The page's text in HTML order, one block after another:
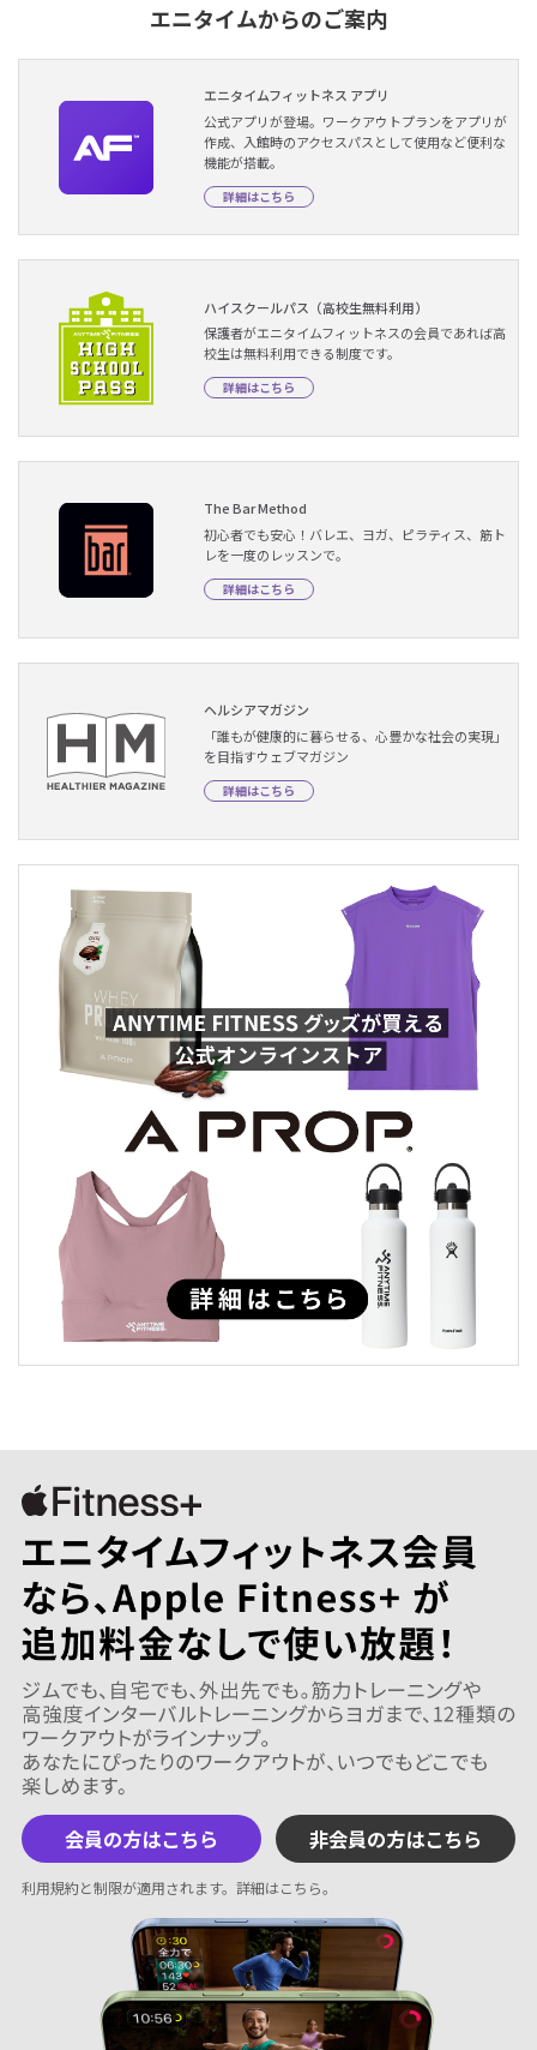
エニタイムからのご案内
エニタイムフィットネス アプリ
公式アプリが登場。ワークアウトプランをアプリが
作成、入館時のアクセスパスとして使用など便利な
機能が搭載。
詳細はこちら
ハイスクールパス（高校生無料利用）
保護者がエニタイムフィットネスの会員であれば高
校生は無料利用できる制度です。
詳細はこちら
The Bar Method
初心者でも安心！バレエ、ヨガ、ピラティス、筋ト
レを一度のレッスンで。
詳細はこちら
ヘルシアマガジン
「誰もが健康的に暮らせる、心豊かな社会の実現」
を目指すウェブマガジン
詳細はこちら
会員の方はこちら 非会員の方はこちら
利用規約と制限が適用されます。 詳細はこちら。